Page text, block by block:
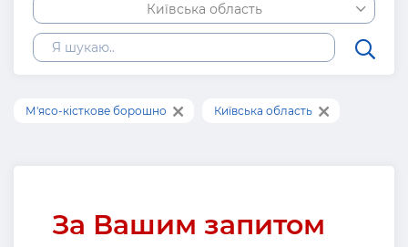
Київська область
М'ясо-кісткове борошно Київська область
За Вашим запитом